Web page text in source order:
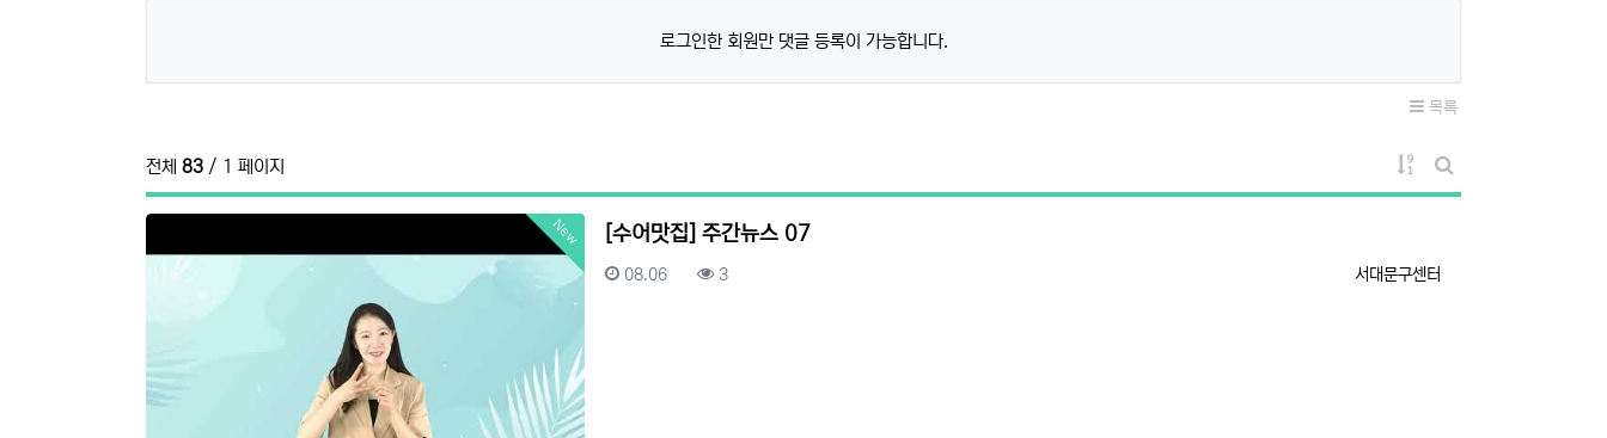
로그인한 회원만 댓글 등록이 가능합니다.
목록
전체 83 / 1 페이지
게시물 정렬
게시판 검색
New [수어맛집] 주간뉴스 07
등록자
서대문구센터
등록일
08.06 조회
3